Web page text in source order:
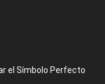
el Símbolo Perfecto